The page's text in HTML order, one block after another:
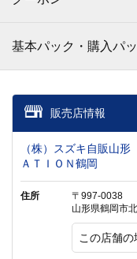
基本パック・購入パ
販売店情報
（株）スズキ自販山
ＡＴＩＯＮ鶴岡
住所
〒997-0038
山形県鶴岡市
この店舗の